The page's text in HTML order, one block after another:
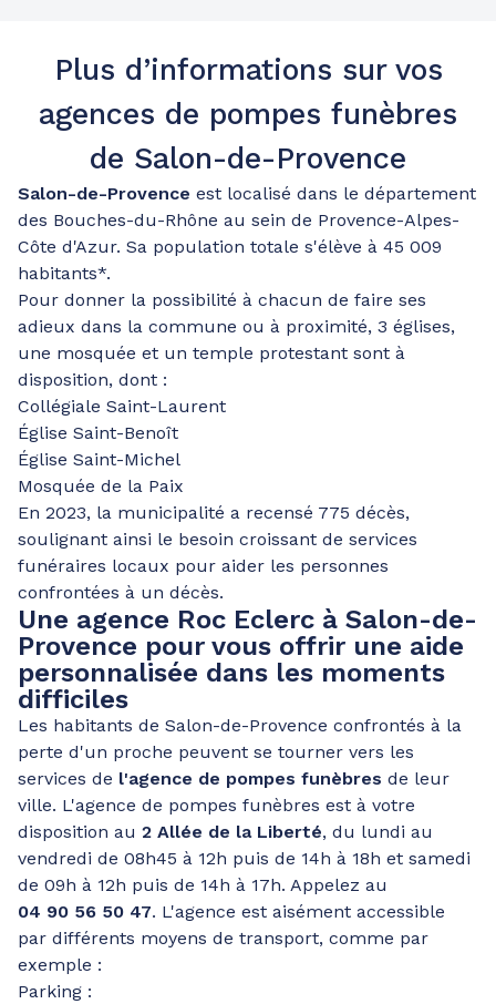
Plus d’informations sur vos
agences de pompes funèbres
de Salon-de-Provence
Salon-de-Provence est localisé dans le département
des Bouches-du-Rhône au sein de Provence-Alpes-
Côte d'Azur. Sa population totale s'élève à 45 009
habitants*.
Pour donner la possibilité à chacun de faire ses
adieux dans la commune ou à proximité, 3 églises,
une mosquée et un temple protestant sont à
disposition, dont :
Collégiale Saint-Laurent
Église Saint-Benoît
Église Saint-Michel
Mosquée de la Paix
En 2023, la municipalité a recensé 775 décès,
soulignant ainsi le besoin croissant de services
funéraires locaux pour aider les personnes
confrontées à un décès.
Une agence Roc Eclerc à Salon-de-
Provence pour vous offrir une aide
personnalisée dans les moments
difficiles
Les habitants de Salon-de-Provence confrontés à la
perte d'un proche peuvent se tourner vers les
services de l'agence de pompes funèbres de leur
ville. L'agence de pompes funèbres est à votre
disposition au 2 Allée de la Liberté, du lundi au
vendredi de 08h45 à 12h puis de 14h à 18h et samedi
de 09h à 12h puis de 14h à 17h. Appelez au
04 90 56 50 47. L'agence est aisément accessible
par différents moyens de transport, comme par
exemple :
Parking :